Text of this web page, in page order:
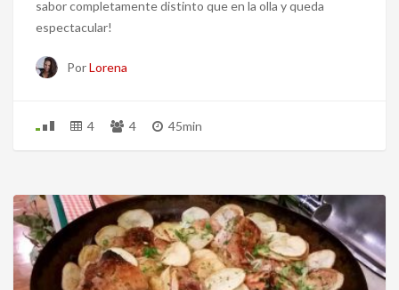
sabor completamente distinto que en la olla y queda
espectacular!
PorLorena
4 4 45min